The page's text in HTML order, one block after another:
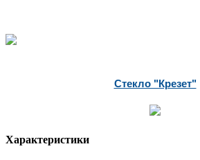
Стекло "Крезет"
Характеристики